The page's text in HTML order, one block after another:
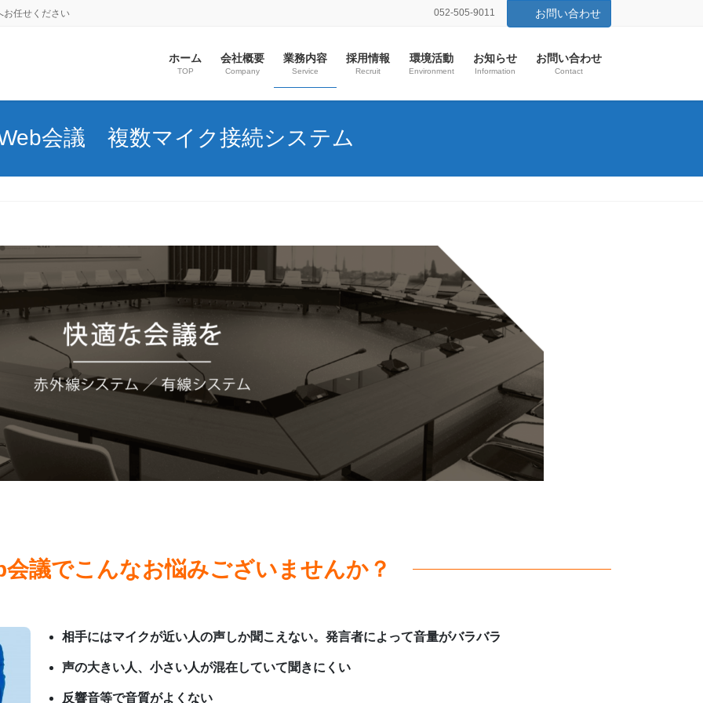
お任せください 052-505-9011 お問い合わせ
ホーム
TOP
会社概要
Company
業務内容
Service
採用情報
Recruit
環境活動
Environment
お知らせ
Information
お問い合わせ
Contact
会議 複数マイク接続システム
会議でこんなお悩みございませんか？
相手にはマイクが近い人の声しか聞こえない。発言者によって音量がバラバラ
声の大きい人、小さい人が混在していて聞きにくい
反響音等で音質がよくない